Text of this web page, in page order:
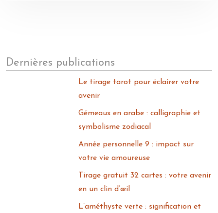
Dernières publications
Le tirage tarot pour éclairer votre
avenir
Gémeaux en arabe : calligraphie et
symbolisme zodiacal
Année personnelle 9 : impact sur
votre vie amoureuse
Tirage gratuit 32 cartes : votre avenir
en un clin d’œil
L’améthyste verte : signification et